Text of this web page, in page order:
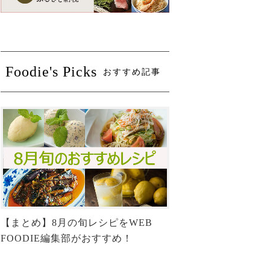
Foodie's Picks おすすめ記事
【まとめ】8月の旬レシピをWEB
FOODIE編集部がおすすめ！